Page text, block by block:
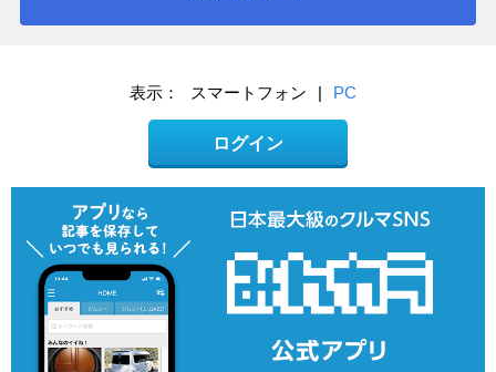
表示： スマートフォン | PC
ログイン